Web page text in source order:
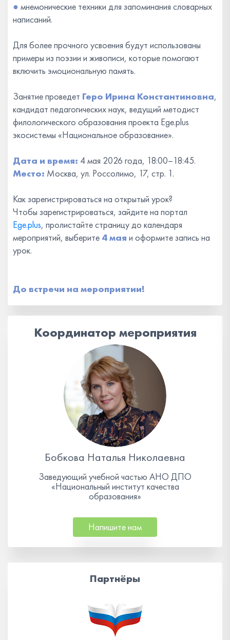
● мнемонические техники для запоминания словарных
написаний.
Для более прочного усвоения будут использованы
примеры из поэзии и живописи, которые помогают
включить эмоциональную память.
Занятие проведет Геро Ирина Константиновна,
кандидат педагогических наук, ведущий методист
филологического образования проекта Ege.plus
экосистемы «Национальное образование».
Дата и время: 4 мая 2026 года, 18:00–18:45.
Место: Москва, ул. Россолимо, 17, стр. 1.
Как зарегистрироваться на открытый урок?
Чтобы зарегистрироваться, зайдите на портал
Ege.plus, пролистайте страницу до календаря
мероприятий, выберите 4 мая и оформите запись на
урок.
До встречи на мероприятии!
Координатор мероприятия
Бобкова Наталья Николаевна
Заведующий учебной частью АНО ДПО
«Национальный институт качества
образования»
Напишите нам
Партнёры